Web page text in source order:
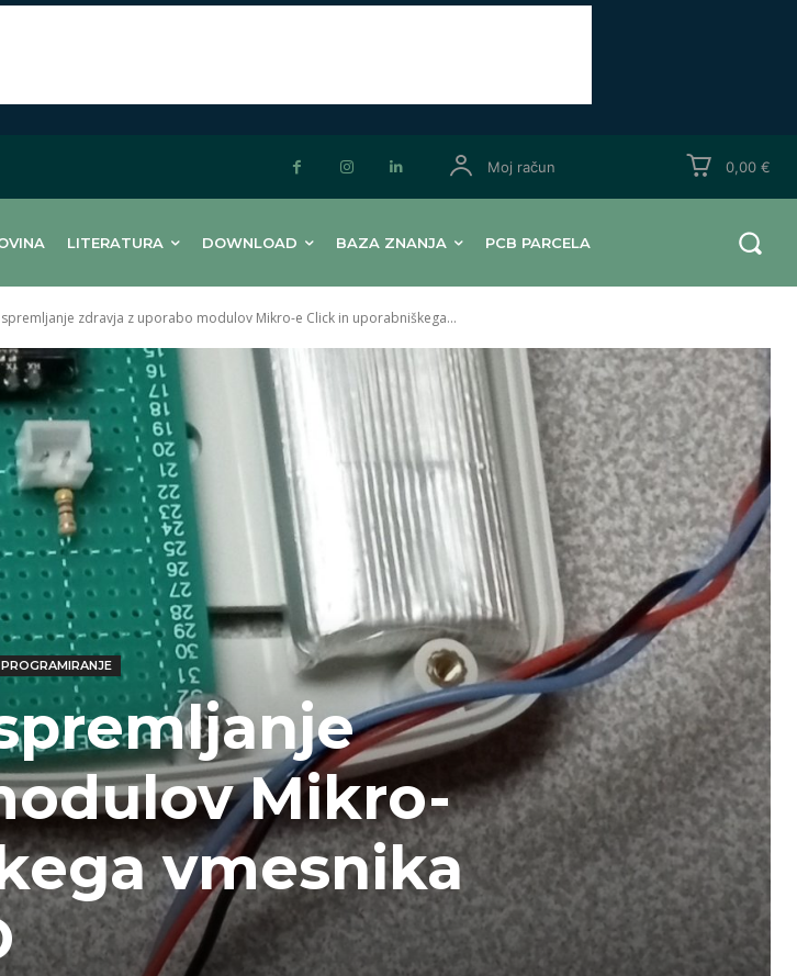
Moj račun 0,00 €
LITERATURA DOWNLOAD BAZA ZNANJA PCB PARCELA
zdravja z uporabo modulov Mikro-e Click in uporabniškega...
PROGRAMIRANJE
Mikro-
vmesnika